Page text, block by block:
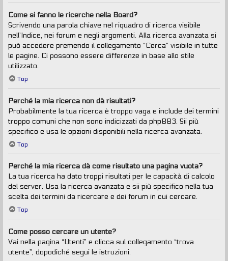
Come si fanno le ricerche nella Board?
Scrivendo una parola chiave nel riquadro di ricerca visibile
nell’Indice, nei forum e negli argomenti. Alla ricerca avanzata si
può accedere premendo il collegamento “Cerca” visibile in tutte
le pagine. Ci possono essere differenze in base allo stile
utilizzato.
Top
Perché la mia ricerca non dà risultati?
Probabilmente la tua ricerca è troppo vaga e include dei termini
troppo comuni che non sono indicizzati da phpBB3. Sii più
specifico e usa le opzioni disponibili nella ricerca avanzata.
Top
Perché la mia ricerca dà come risultato una pagina vuota?
La tua ricerca ha dato troppi risultati per le capacità di calcolo
del server. Usa la ricerca avanzata e sii più specifico nella tua
scelta dei termini da ricercare e dei forum in cui cercare.
Top
Come posso cercare un utente?
Vai nella pagina “Utenti” e clicca sul collegamento “trova
utente”, dopodiché segui le istruzioni.